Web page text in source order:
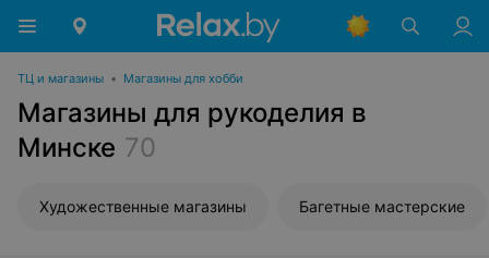
ТЦ и магазины • Магазины для хобби
Магазины для рукоделия в
Минске 70
Художественные магазины Багетные мастерские